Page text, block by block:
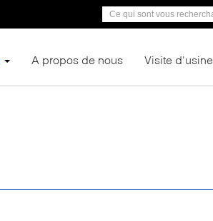
A propos de nous Visite d'usine